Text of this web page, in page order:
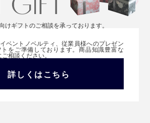
けギフトのご相談を承っております。
ベントノベルティ、従業員様へのプレゼン
をご準備しております。商品知識豊富な
ご相談ください。
詳しくはこちら